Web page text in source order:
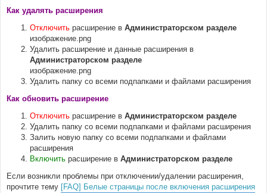
Как удалять расширения
Отключить расширение в Администраторском разделе
изображение.png
Удалить расширение и данные расширения в
Администраторском разделе
изображение.png
Удалить папку со всеми подпапками и файлами расширения
Как обновить расширение
Отключить расширение в Администраторском разделе
Удалить папку со всеми подпапками и файлами расширения
Залить новую папку со всеми подпапками и файлами
расширения
Включить расширение в Администраторском разделе
Если возникли проблемы при отключении/удалении расширения,
прочтите тему [FAQ] Белые страницы после включения расширения